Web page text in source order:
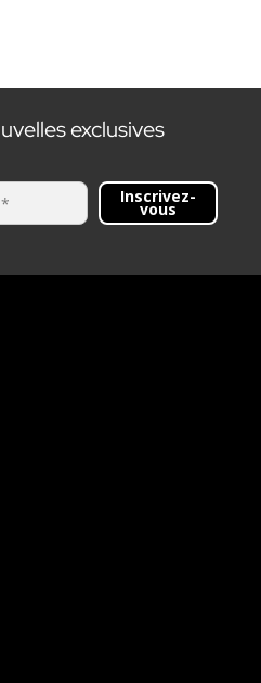
exclusives
Inscrivez-
vous